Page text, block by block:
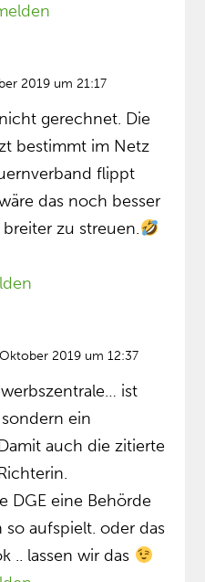
2019 um 21:17
gerechnet. Die
bestimmt im Netz
flippt
das noch besser
zu streuen.
2019 um 12:37
ist
ein
auch die zitierte
DGE eine Behörde
aufspielt. oder das
.. lassen wir das